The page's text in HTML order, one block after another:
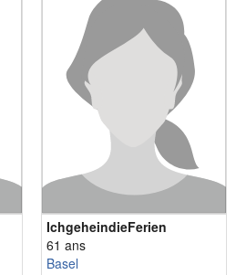
IchgeheindieFerien
61 ans
Basel